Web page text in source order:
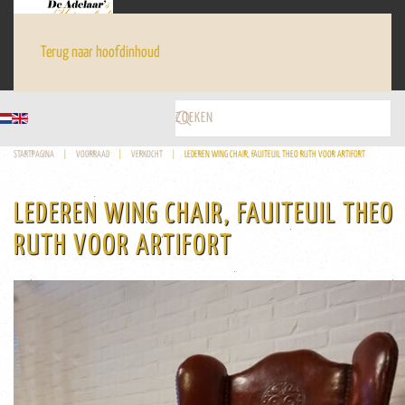
Terug naar hoofdinhoud
STARTPAGINA VOORRAAD VERKOCHT LEDEREN WING CHAIR, FAUITEUIL THEO RUTH VOOR ARTIFORT
LEDEREN WING CHAIR, FAUITEUIL THEO
RUTH VOOR ARTIFORT